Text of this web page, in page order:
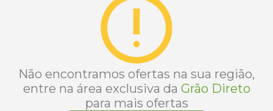
Não encontramos ofertas na sua região,
entre na área exclusiva da Grão Direto
para mais ofertas